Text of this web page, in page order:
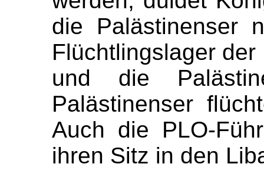
die Palästinenser
Flüchtlingslager
und die
Palästinenser
Auch die PLO-
ihren Sitz in den